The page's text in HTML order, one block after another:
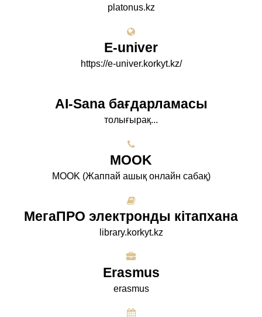
platonus.kz
E-univer
https://e-univer.korkyt.kz/
AI-Sana бағдарламасы
толығырақ...
МООK
МООK (Жаппай ашық онлайн сабақ)
МегаПРО электронды кітапхана
library.korkyt.kz
Erasmus
erasmus